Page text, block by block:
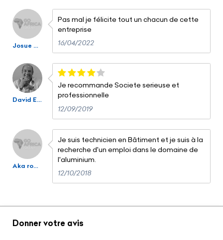
Josue moustapha Yao
Pas mal je félicite tout un chacun de cette
entreprise
16/04/2022
David Encel
Je recommande Societe serieuse et
professionnelle
12/09/2019
Aka romiade Ako
Je suis technicien en Bâtiment et je suis à la
recherche d'un emploi dans le domaine de
l'aluminium.
12/10/2018
Donner votre avis